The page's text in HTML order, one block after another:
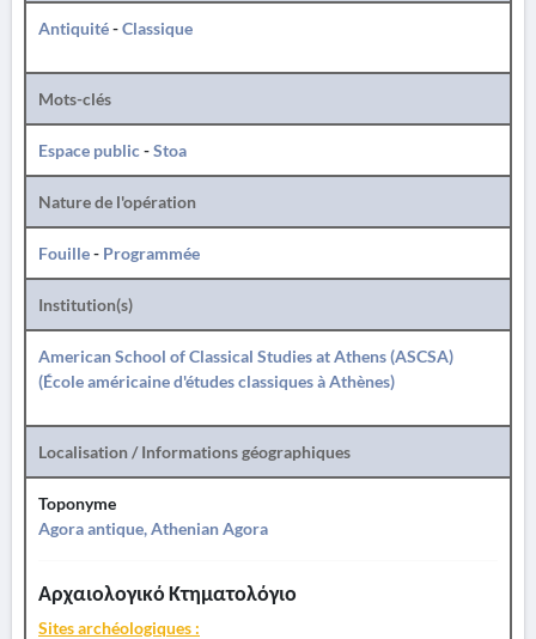
Antiquité-Classique
Mots-clés
Espace public-Stoa
Nature de l'opération
Fouille- Programmée
Institution(s)
American School of Classical Studies at Athens (ASCSA)
(École américaine d'études classiques à Athènes)
Localisation / Informations géographiques
Toponyme
Agora antique, Athenian Agora
Αρχαιολογικό Κτηματολόγιο
Sites archéologiques :